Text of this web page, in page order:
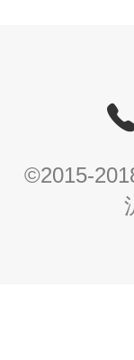
©2015-